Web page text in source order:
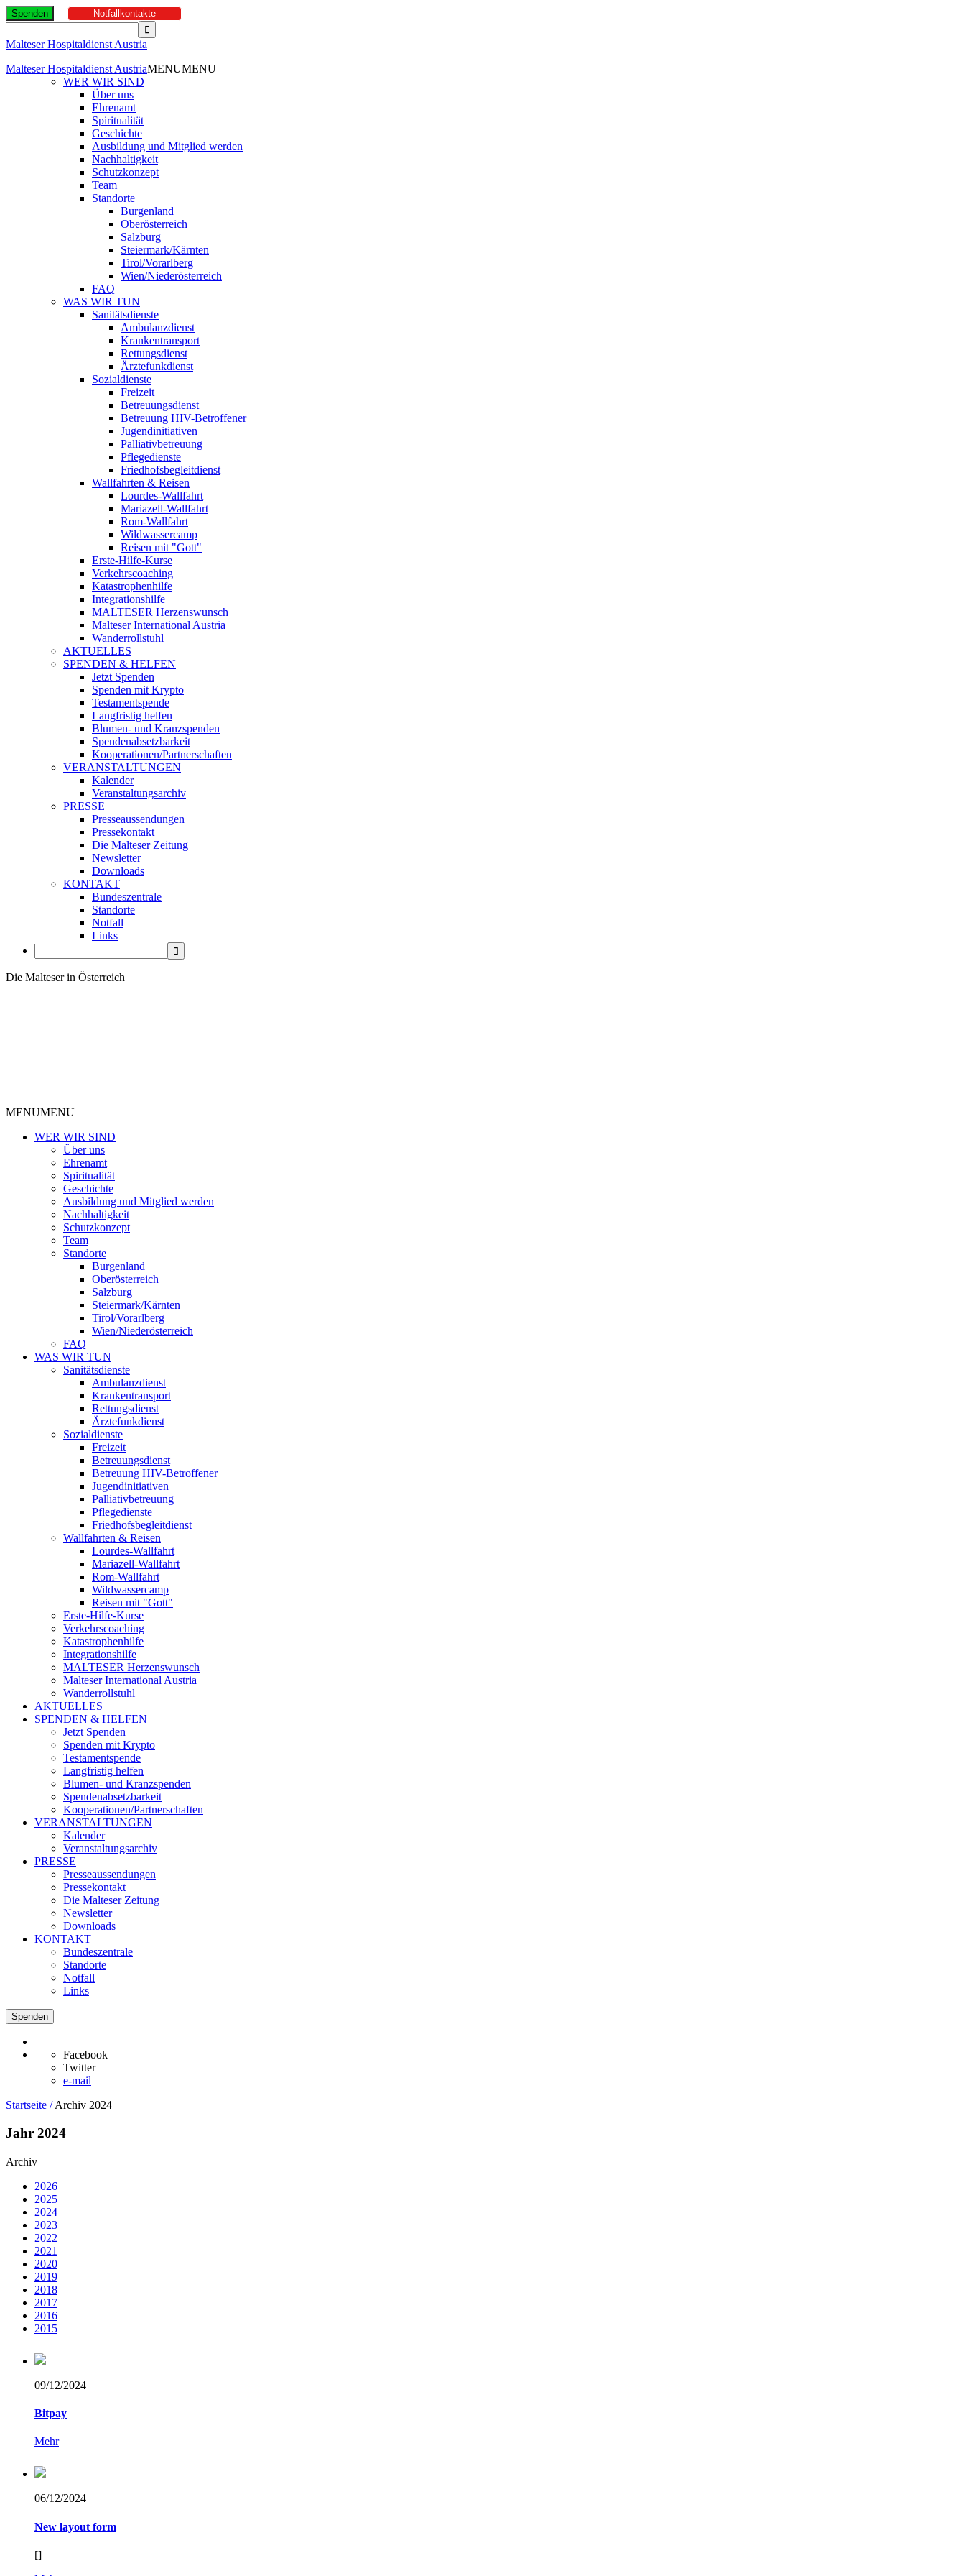
Spenden Notfallkontakte
Malteser Hospitaldienst Austria
Malteser Hospitaldienst AustriaMENUMENU
WER WIR SIND
Über uns
Ehrenamt
Spiritualität
Geschichte
Ausbildung und Mitglied werden
Nachhaltigkeit
Schutzkonzept
Team
Standorte
Burgenland
Oberösterreich
Salzburg
Steiermark/Kärnten
Tirol/Vorarlberg
Wien/Niederösterreich
FAQ
WAS WIR TUN
Sanitätsdienste
Ambulanzdienst
Krankentransport
Rettungsdienst
Ärztefunkdienst
Sozialdienste
Freizeit
Betreuungsdienst
Betreuung HIV-Betroffener
Jugendinitiativen
Palliativbetreuung
Pflegedienste
Friedhofsbegleitdienst
Wallfahrten & Reisen
Lourdes-Wallfahrt
Mariazell-Wallfahrt
Rom-Wallfahrt
Wildwassercamp
Reisen mit "Gott"
Erste-Hilfe-Kurse
Verkehrscoaching
Katastrophenhilfe
Integrationshilfe
MALTESER Herzenswunsch
Malteser International Austria
Wanderrollstuhl
AKTUELLES
SPENDEN & HELFEN
Jetzt Spenden
Spenden mit Krypto
Testamentspende
Langfristig helfen
Blumen- und Kranzspenden
Spendenabsetzbarkeit
Kooperationen/Partnerschaften
VERANSTALTUNGEN
Kalender
Veranstaltungsarchiv
PRESSE
Presseaussendungen
Pressekontakt
Die Malteser Zeitung
Newsletter
Downloads
KONTAKT
Bundeszentrale
Standorte
Notfall
Links
Die Malteser in Österreich
MENUMENU
WER WIR SIND
Über uns
Ehrenamt
Spiritualität
Geschichte
Ausbildung und Mitglied werden
Nachhaltigkeit
Schutzkonzept
Team
Standorte
Burgenland
Oberösterreich
Salzburg
Steiermark/Kärnten
Tirol/Vorarlberg
Wien/Niederösterreich
FAQ
WAS WIR TUN
Sanitätsdienste
Ambulanzdienst
Krankentransport
Rettungsdienst
Ärztefunkdienst
Sozialdienste
Freizeit
Betreuungsdienst
Betreuung HIV-Betroffener
Jugendinitiativen
Palliativbetreuung
Pflegedienste
Friedhofsbegleitdienst
Wallfahrten & Reisen
Lourdes-Wallfahrt
Mariazell-Wallfahrt
Rom-Wallfahrt
Wildwassercamp
Reisen mit "Gott"
Erste-Hilfe-Kurse
Verkehrscoaching
Katastrophenhilfe
Integrationshilfe
MALTESER Herzenswunsch
Malteser International Austria
Wanderrollstuhl
AKTUELLES
SPENDEN & HELFEN
Jetzt Spenden
Spenden mit Krypto
Testamentspende
Langfristig helfen
Blumen- und Kranzspenden
Spendenabsetzbarkeit
Kooperationen/Partnerschaften
VERANSTALTUNGEN
Kalender
Veranstaltungsarchiv
PRESSE
Presseaussendungen
Pressekontakt
Die Malteser Zeitung
Newsletter
Downloads
KONTAKT
Bundeszentrale
Standorte
Notfall
Links
Spenden
Facebook
Twitter
e-mail
Startseite / Archiv 2024
Jahr 2024
Archiv
2026
2025
2024
2023
2022
2021
2020
2019
2018
2017
2016
2015
09/12/2024
Bitpay
Mehr
06/12/2024
New layout form
[]